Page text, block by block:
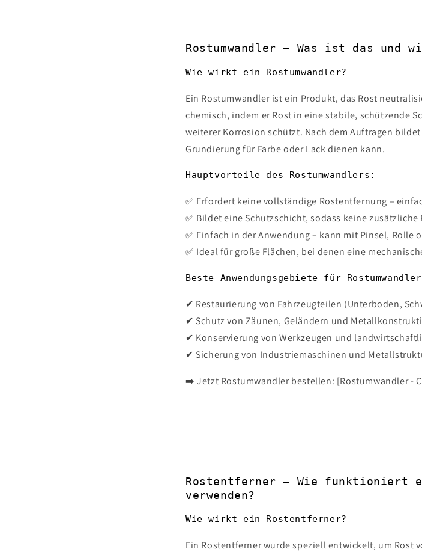
Rostumwandler – Was ist das und
Wie wirkt ein Rostumwandler?
Ein Rostumwandler ist ein Produkt, das Rost
chemisch, indem er Rost in eine stabile, schützende
weiterer Korrosion schützt. Nach dem Auftragen
Grundierung für Farbe oder Lack dienen kann.
Hauptvorteile des Rostumwandlers:
✅ Erfordert keine vollständige Rostentfernung –
✅ Bildet eine Schutzschicht, sodass keine
✅ Einfach in der Anwendung – kann mit Pinsel, Rolle
✅ Ideal für große Flächen, bei denen eine
Beste Anwendungsgebiete für
✔ Restaurierung von Fahrzeugteilen (Unterboden,
✔ Schutz von Zäunen, Geländern und
✔ Konservierung von Werkzeugen und
✔ Sicherung von Industriemaschinen und
➡️ Jetzt Rostumwandler bestellen: [Rostumwandler -
Rostentferner – Wie funktioniert
verwenden?
Wie wirkt ein Rostentferner?
Ein Rostentferner wurde speziell entwickelt, um Rost